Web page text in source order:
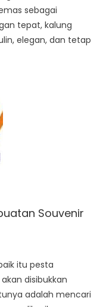
sebagai
tepat, kalung
elegan, dan tetap
Souvenir
itu pesta
disibukkan
adalah mencari